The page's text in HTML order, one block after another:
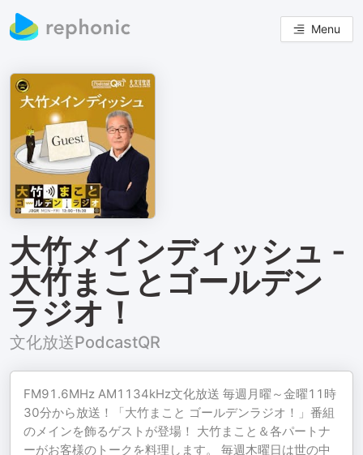
Menu
大竹メインディッシュ -
大竹まことゴールデン
ラジオ！
文化放送PodcastQR
FM91.6MHz AM1134kHz文化放送 毎週月曜～金曜11時
30分から放送！「大竹まこと ゴールデンラジオ！」番組
のメインを飾るゲストが登場！ 大竹まこと＆各パートナ
ーがお客様のトークを料理します。 毎週木曜日は世の中